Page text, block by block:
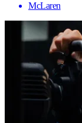
McLaren